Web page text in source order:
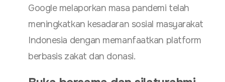
Google melaporkan masa pandemi telah
meningkatkan kesadaran sosial masyarakat
Indonesia dengan memanfaatkan platform
berbasis zakat dan donasi.